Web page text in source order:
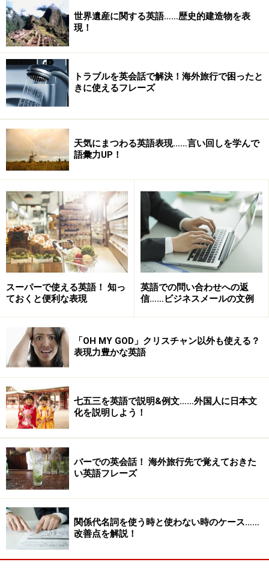
May your holidays be filled with peace and joy and
happiness.
Happy New Year!
Sincerely yours,
Mariko Sato
マーサへ
あなたの休暇が平和と喜びと幸せに満ちたものでありま
すように。
新年おめでとう！
心をこめて
さとうまりこ
■解説
季節のご挨拶中心の一般的なメッセージです。どんな人
11月後半からクリスマスあたりまでの年末の時期を指し
ます。クリスマスをお祝いするのは本来クリスチャンだ
けなので、'holidays'と言い換えて宗教色を消していま
す。クリスマスカードなのに'Christmas'の文字がないな
んて、と違和感があるかもしれませんが、'Christmas'に
は日本人が思うよりずっと宗教的な響きがあるのです。
文章の最初にくる'May'は願望や希望を表し、「May＋主
語＋動詞の原形」で「どうか～でありますように」とい
う意味になります。このフレーズの場合、動詞の原形部
分が be filled with と受身になっていて、「あなたの休暇
世界遺産に関する英語……歴史的建造物を表
現！
トラブルを英会話で解決！海外旅行で困ったと
きに使えるフレーズ
天気にまつわる英語表現……言い回しを学んで
語彙力UP！
スーパーで使える英語！ 知っ
ておくと便利な表現
英語での問い合わせへの返
信……ビジネスメールの文例
「OH MY GOD」クリスチャン以外も使える？
表現力豊かな英語
七五三を英語で説明&例文……外国人に日本文
化を説明しよう！
バーでの英会話！ 海外旅行先で覚えておきた
い英語フレーズ
関係代名詞を使う時と使わない時のケース……
改善点を解説！